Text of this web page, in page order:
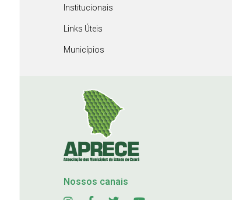
Institucionais
Links Úteis
Municípios
Nossos canais